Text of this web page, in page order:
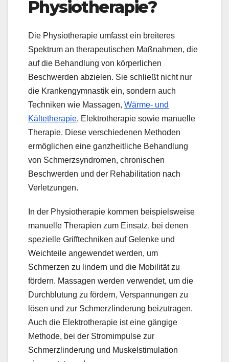
Physiotherapie?
Die Physiotherapie umfasst ein breiteres
Spektrum an therapeutischen Maßnahmen, die
auf die Behandlung von körperlichen
Beschwerden abzielen. Sie schließt nicht nur
die Krankengymnastik ein, sondern auch
Techniken wie Massagen, Wärme- und
Kältetherapie, Elektrotherapie sowie manuelle
Therapie. Diese verschiedenen Methoden
ermöglichen eine ganzheitliche Behandlung
von Schmerzsyndromen, chronischen
Beschwerden und der Rehabilitation nach
Verletzungen.
In der Physiotherapie kommen beispielsweise
manuelle Therapien zum Einsatz, bei denen
spezielle Grifftechniken auf Gelenke und
Weichteile angewendet werden, um
Schmerzen zu lindern und die Mobilität zu
fördern. Massagen werden verwendet, um die
Durchblutung zu fördern, Verspannungen zu
lösen und zur Schmerzlinderung beizutragen.
Auch die Elektrotherapie ist eine gängige
Methode, bei der Stromimpulse zur
Schmerzlinderung und Muskelstimulation